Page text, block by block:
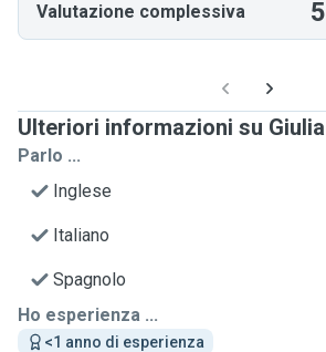
Valutazione complessiva 5
Ulteriori informazioni su Giulia
Parlo ...
Inglese
Italiano
Spagnolo
Ho esperienza ...
<1 anno di esperienza